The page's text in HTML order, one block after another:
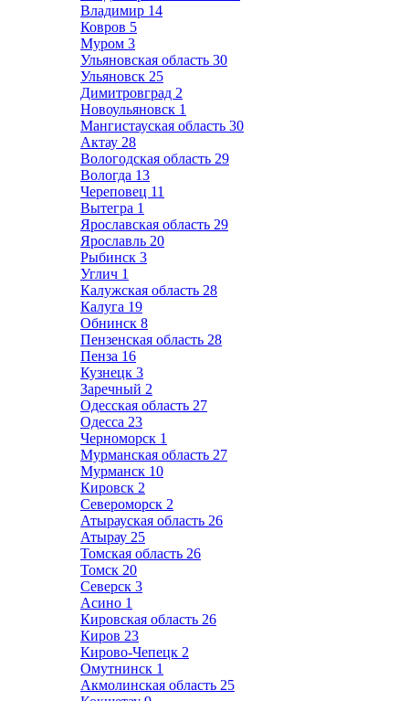
Владимир 14
Ковров 5
Муром 3
Ульяновская область 30
Ульяновск 25
Димитровград 2
Новоульяновск 1
Мангистауская область 30
Актау 28
Вологодская область 29
Вологда 13
Череповец 11
Вытегра 1
Ярославская область 29
Ярославль 20
Рыбинск 3
Углич 1
Калужская область 28
Калуга 19
Обнинск 8
Пензенская область 28
Пенза 16
Кузнецк 3
Заречный 2
Одесская область 27
Одесса 23
Черноморск 1
Мурманская область 27
Мурманск 10
Кировск 2
Североморск 2
Атырауская область 26
Атырау 25
Томская область 26
Томск 20
Северск 3
Асино 1
Кировская область 26
Киров 23
Кирово-Чепецк 2
Омутнинск 1
Акмолинская область 25